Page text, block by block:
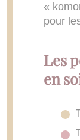
«
pour
Les
en